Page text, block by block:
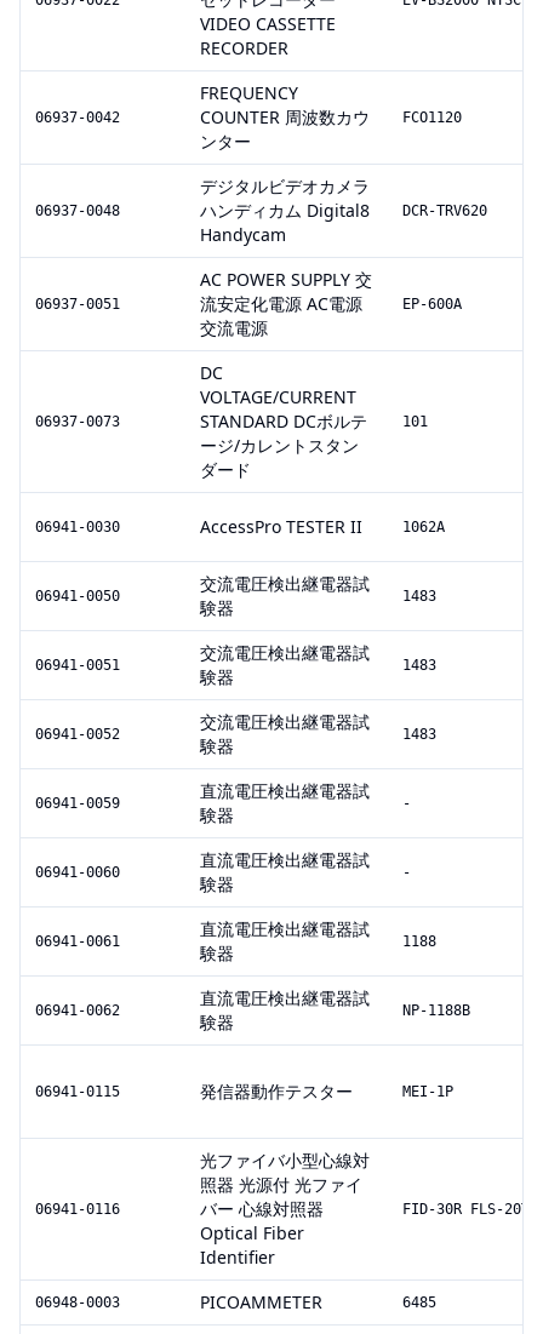
VIDEO CASSETTE
RECORDER
06937-0042
FREQUENCY
COUNTER 周波数カウ
ンター
FCO1120
06937-0048
デジタルビデオカメラ
ハンディカム Digital8
Handycam
DCR-TRV620
06937-0051
AC POWER SUPPLY 交
流安定化電源 AC電源
交流電源
EP-600A
06937-0073
DC
VOLTAGE/CURRENT
STANDARD DCボルテ
ージ/カレントスタン
ダード
101
06941-0030 AccessPro TESTER II 1062A
06941-0050
交流電圧検出継電器試
験器
1483
06941-0051
交流電圧検出継電器試
験器
1483
06941-0052
交流電圧検出継電器試
験器
1483
06941-0059
直流電圧検出継電器試
験器
-
06941-0060
直流電圧検出継電器試
験器
-
06941-0061
直流電圧検出継電器試
験器
1188
06941-0062
直流電圧検出継電器試
験器
NP-1188B
06941-0115 発信器動作テスター MEI-1P
06941-0116
光ファイバ小型心線対
照器 光源付 光ファイ
バー 心線対照器
Optical Fiber
Identifier
FID-30R FLS-20T
06948-0003 PICOAMMETER 6485